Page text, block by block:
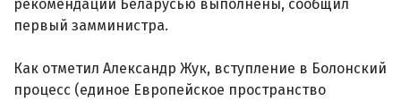
рекомендации Беларусью выполнены, сообщил
первый замминистра.
Как отметил Александр Жук, вступление в Болонский
процесс (единое Европейское пространство